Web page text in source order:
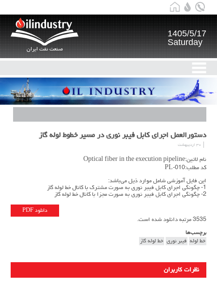
صنعت نفت ایران
1405/5/17
Saturday
دستورالعمل اجرای کابل فیبر نوری در مسیر خطوط لوله گاز
۳۰ اردیبهشت
نام لاتین:Optical fiber in the execution pipeline
کد مطلب:PL-010
این فایل آموزشی شامل موارد ذیل می‌باشد:
1- چگونگی اجرای کابل فیبر نوری به صورت مشترک با کانال خط لوله گاز
2- چگونگی اجرای کابل فیبر نوری به صورت مجزا با کانال خط لوله گاز
دانلود PDF
3535 مرتبه دانلود شده است.
برچسب‌ها
خط لوله فیبر نوری خط لوله گاز
نظرات کاربران